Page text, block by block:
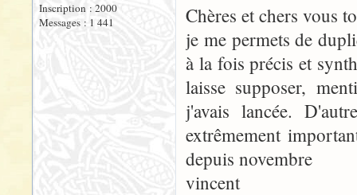
Inscription : 2000
Messages : 1 441
Chères et chers vous
je me permets de
à la fois précis et
laisse supposer,
j'avais lancée.
extrêmement
depuis novembre
vincent